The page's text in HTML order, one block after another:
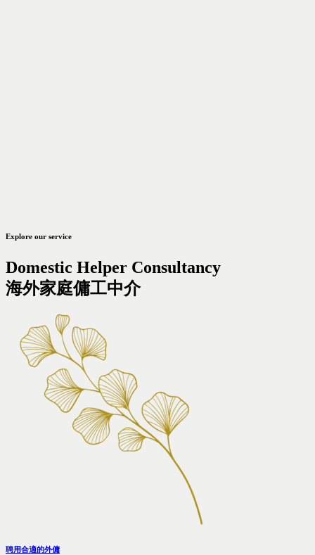
Explore our service
Domestic Helper Consultancy
海外家庭傭工中介
聘用合適的外傭